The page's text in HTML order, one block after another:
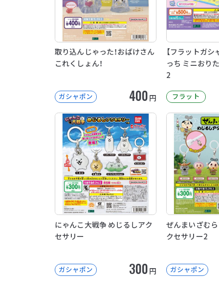
取り込んじゃった！おばけさん
これくしょん！
ガシャポン 400円
【フラットガシ
っち ミニおり
2
フラット
にゃんこ大戦争 めじるしアク
セサリー
ガシャポン 300円
ぜんまいざむ
クセサリー2
ガシャポン